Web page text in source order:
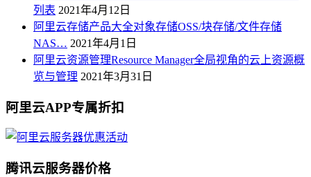
列表 2021年4月12日
阿里云存储产品大全对象存储OSS/块存储/文件存储
NAS… 2021年4月1日
阿里云资源管理Resource Manager全局视角的云上资源概
览与管理 2021年3月31日
阿里云APP专属折扣
腾讯云服务器价格